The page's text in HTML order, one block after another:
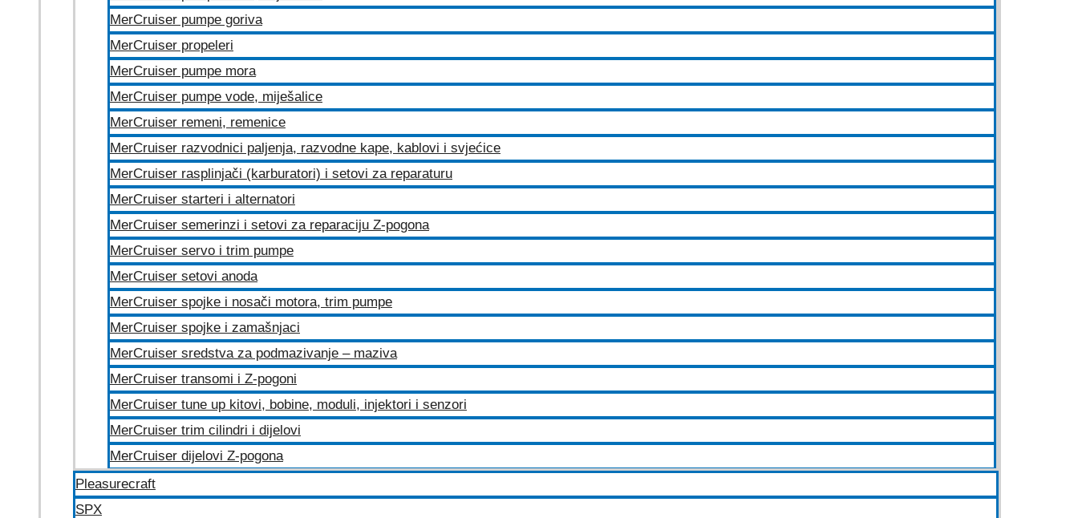
MerCruiser pumpe goriva
MerCruiser propeleri
MerCruiser pumpe mora
MerCruiser pumpe vode, miješalice
MerCruiser remeni, remenice
MerCruiser razvodnici paljenja, razvodne kape, kablovi i svjećice
MerCruiser rasplinjači (karburatori) i setovi za reparaturu
MerCruiser starteri i alternatori
MerCruiser semerinzi i setovi za reparaciju Z-pogona
MerCruiser servo i trim pumpe
MerCruiser setovi anoda
MerCruiser spojke i nosači motora, trim pumpe
MerCruiser spojke i zamašnjaci
MerCruiser sredstva za podmazivanje – maziva
MerCruiser transomi i Z-pogoni
MerCruiser tune up kitovi, bobine, moduli, injektori i senzori
MerCruiser trim cilindri i dijelovi
MerCruiser dijelovi Z-pogona
Pleasurecraft
SPX